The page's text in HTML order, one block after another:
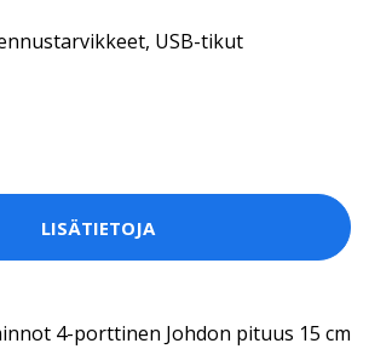
, USB-tikut
LISÄTIETOJA
4-porttinen Johdon pituus 15 cm